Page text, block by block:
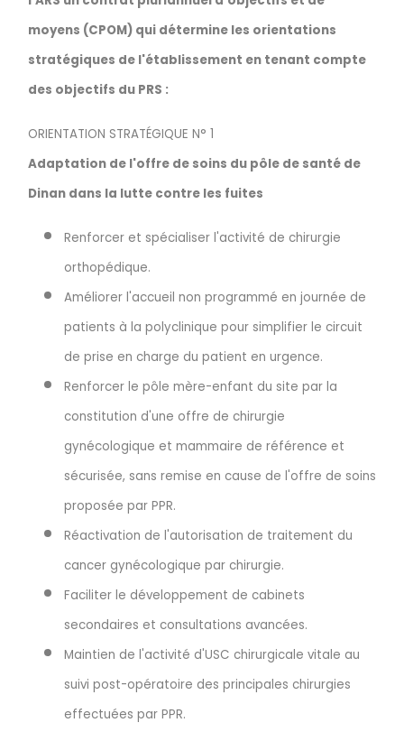
moyens (CPOM) qui détermine les orientations
stratégiques de l'établissement en tenant compte
des objectifs du PRS :
ORIENTATION STRATÉGIQUE N° 1
Adaptation de l'offre de soins du pôle de santé de
Dinan dans la lutte contre les fuites
Renforcer et spécialiser l'activité de chirurgie
orthopédique.
Améliorer l'accueil non programmé en journée de
patients à la polyclinique pour simplifier le circuit
de prise en charge du patient en urgence.
Renforcer le pôle mère-enfant du site par la
constitution d'une offre de chirurgie
gynécologique et mammaire de référence et
sécurisée, sans remise en cause de l'offre de soins
proposée par PPR.
Réactivation de l'autorisation de traitement du
cancer gynécologique par chirurgie.
Faciliter le développement de cabinets
secondaires et consultations avancées.
Maintien de l'activité d'USC chirurgicale vitale au
suivi post-opératoire des principales chirurgies
effectuées par PPR.